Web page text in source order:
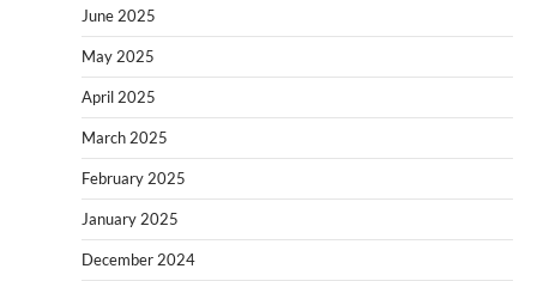
June 2025
May 2025
April 2025
March 2025
February 2025
January 2025
December 2024